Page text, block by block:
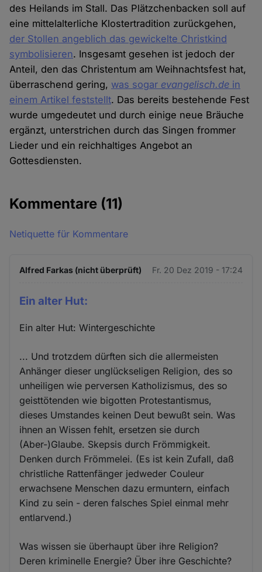
des Heilands im Stall. Das Plätzchenbacken soll auf
eine mittelalterliche Klostertradition zurückgehen,
der Stollen angeblich das gewickelte Christkind
symbolisieren. Insgesamt gesehen ist jedoch der
Anteil, den das Christentum am Weihnachtsfest hat,
überraschend gering, was sogar evangelisch.de in
einem Artikel feststellt. Das bereits bestehende Fest
wurde umgedeutet und durch einige neue Bräuche
ergänzt, unterstrichen durch das Singen frommer
Lieder und ein reichhaltiges Angebot an
Gottesdiensten.
Kommentare (11)
Netiquette für Kommentare
Alfred Farkas (nicht überprüft) Fr. 20 Dez 2019 - 17:24
Ein alter Hut:
Ein alter Hut: Wintergeschichte
... Und trotzdem dürften sich die allermeisten
Anhänger dieser unglückseligen Religion, des so
unheiligen wie perversen Katholizismus, des so
geisttötenden wie bigotten Protestantismus,
dieses Umstandes keinen Deut bewußt sein. Was
ihnen an Wissen fehlt, ersetzen sie durch
(Aber-)Glaube. Skepsis durch Frömmigkeit.
Denken durch Frömmelei. (Es ist kein Zufall, daß
christliche Rattenfänger jedweder Couleur
erwachsene Menschen dazu ermuntern, einfach
Kind zu sein - deren falsches Spiel einmal mehr
entlarvend.)
Was wissen sie überhaupt über ihre Religion?
Deren kriminelle Energie? Über ihre Geschichte?